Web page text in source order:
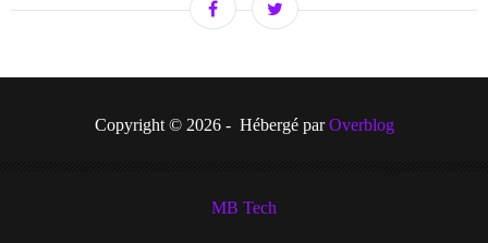
Copyright © 2026 - Hébergé parOverblog
MB Tech